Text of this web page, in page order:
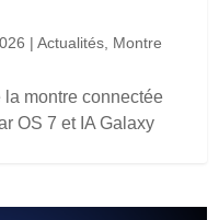
|Actualités Montre
la montre connectée
OS 7 et IA Galaxy